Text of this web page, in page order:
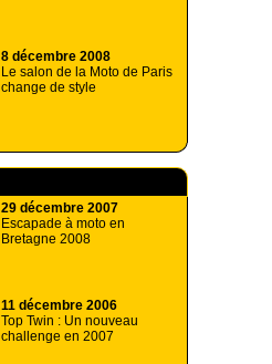
8 décembre 2008
Le salon de la Moto de Paris
change de style
29 décembre 2007
Escapade à moto en
Bretagne 2008
11 décembre 2006
Top Twin : Un nouveau
challenge en 2007